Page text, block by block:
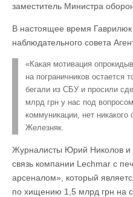
заместитель Министра
В настоящее время
наблюдательного совета
«Какая мотивация
на пограничников остается
бегали из СБУ и просили
млрд грн у нас под
коммуникации, нет
Железняк.
Журналисты Юрий Николов
связь компании Lechmar с
арсеналом», который
по хищению 1,5 млрд грн на